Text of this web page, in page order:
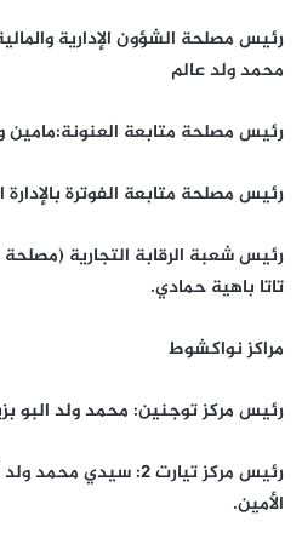
رئيس مصلحة الشؤون الإدارية
محمد ولد عالم
رئيس مصلحة متابعة
رئيس مصلحة متابعة الفوترة
رئيس شعبة الرقابة التجارية
تاتا باهية حمادي.
مراكز نواكشوط
رئيس مركز توجنين: محمد ولد البو
رئيس مركز تيارت 2:
الأمين.